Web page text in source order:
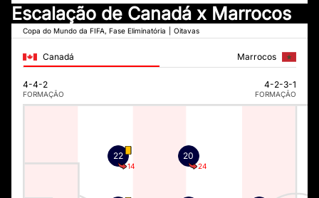
Escalação de Canadá x Marrocos
Copa do Mundo da FIFA, Fase Eliminatória Oitavas
Canadá Marrocos
4-4-2
FORMAÇÃO
4-2-3-1
FORMAÇÃO
22
14
20
24